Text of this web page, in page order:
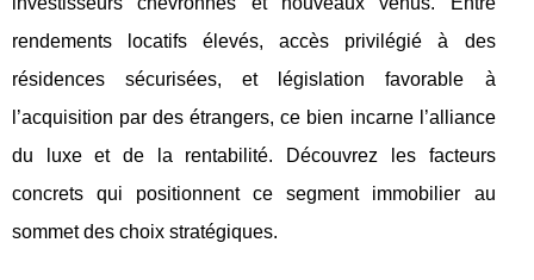
rendements locatifs élevés, accès privilégié à des
résidences sécurisées, et législation favorable à
l’acquisition par des étrangers, ce bien incarne l’alliance
du luxe et de la rentabilité. Découvrez les facteurs
concrets qui positionnent ce segment immobilier au
sommet des choix stratégiques.